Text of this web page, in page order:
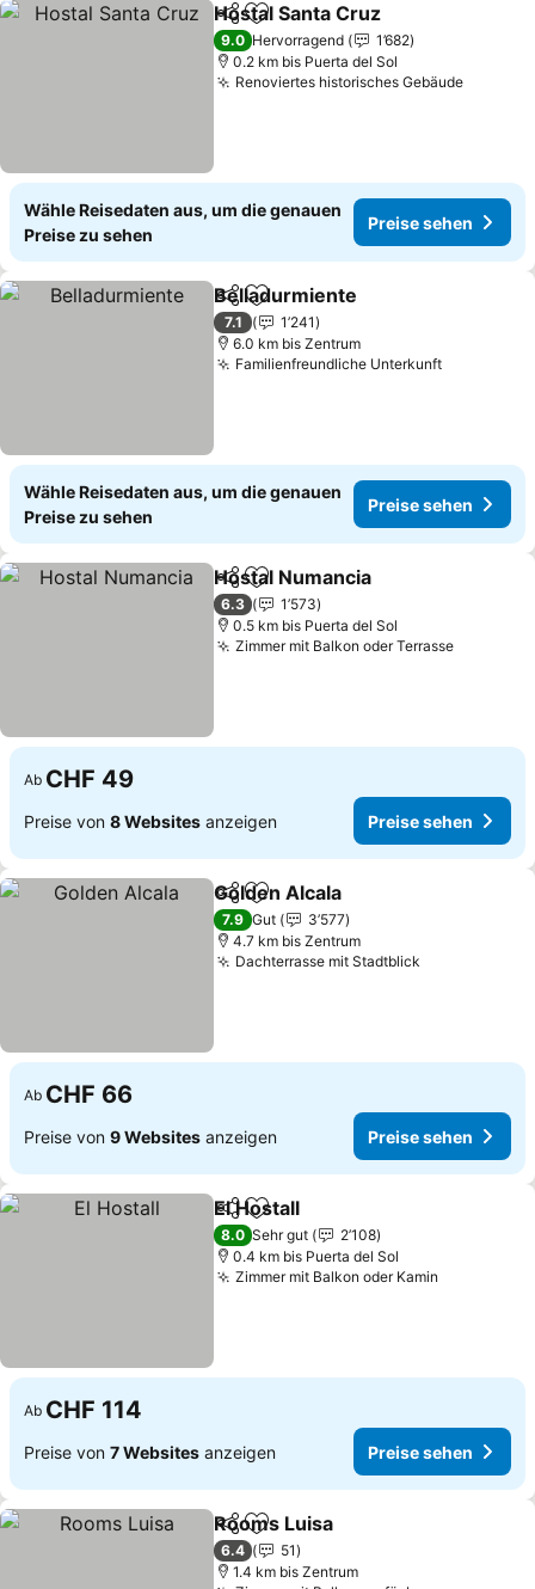
TeilenZu Favoriten hinzufügen
Hostal Santa Cruz
9.0 Hervorragend
1’682
0.2 km bis Puerta del Sol
Renoviertes historisches Gebäude
Wähle Reisedaten aus, um die genauen
Preise zu sehen
Preise sehen
TeilenZu Favoriten hinzufügen
Belladurmiente
7.1
1’241
6.0 km bis Zentrum
Familienfreundliche Unterkunft
Wähle Reisedaten aus, um die genauen
Preise zu sehen
Preise sehen
TeilenZu Favoriten hinzufügen
Hostal Numancia
6.3
1’573
0.5 km bis Puerta del Sol
Zimmer mit Balkon oder Terrasse
Ab CHF 49
Preise von 8 Websites anzeigen Preise sehen
TeilenZu Favoriten hinzufügen
Golden Alcala
7.9 Gut
3’577
4.7 km bis Zentrum
Dachterrasse mit Stadtblick
Ab CHF 66
Preise von 9 Websites anzeigen Preise sehen
TeilenZu Favoriten hinzufügen
El Hostall
8.0 Sehr gut
2’108
0.4 km bis Puerta del Sol
Zimmer mit Balkon oder Kamin
Ab CHF 114
Preise von 7 Websites anzeigen Preise sehen
TeilenZu Favoriten hinzufügen
Rooms Luisa
6.4
51
1.4 km bis Zentrum